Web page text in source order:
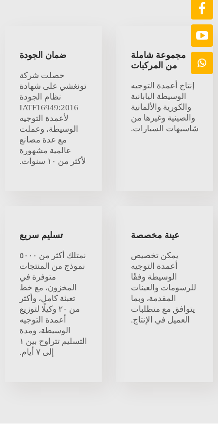
مجموعة شاملة
من المركبات
إنتاج أعمدة التوجيه
الوسيطة اليابانية
والكورية والألمانية
والصينية وغيرها من
شاسيهات السيارات.
ضمان الجودة
حصلت شركة
تونغشي على شهادة
نظام الجودة
IATF16949:2016
لأعمدة التوجيه
الوسيطة، وعملت
مع عدة مصانع
عالمية مشهورة
لأكثر من ١٠ سنوات.
عينة مخصصة
يمكن تخصيص
أعمدة التوجيه
الوسيطة وفقًا
للرسومات والعينات
المقدمة، وبما
يتوافق مع متطلبات
العميل في الإنتاج.
تسليم سريع
نمتلك أكثر من ٥٠٠٠
نموذج من المنتجات
متوفرة في
المخزون، مع خط
تعبئة كامل، وأكثر
من ٢٠ وكيلًا لتوزيع
أعمدة التوجيه
الوسيطة، ومدة
التسليم تتراوح بين ١
إلى ٧ أيام.